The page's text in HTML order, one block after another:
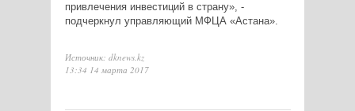
привлечения инвестиций в страну», -
подчеркнул управляющий МФЦА «Астана».
Источник: dknews.kz
13:34 14 марта 2017